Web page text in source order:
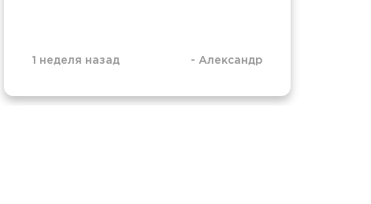
1 неделя назад - Александр